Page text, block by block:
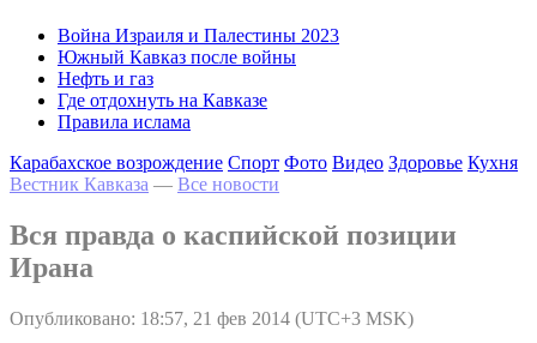
Война Израиля и Палестины 2023
Южный Кавказ после войны
Нефть и газ
Где отдохнуть на Кавказе
Правила ислама
Карабахское возрождение Спорт Фото Видео Здоровье Кухня
Вестник Кавказа — Все новости
Вся правда о каспийской позиции
Ирана
Опубликовано: 18:57, 21 фев 2014 (UTC+3 MSK)